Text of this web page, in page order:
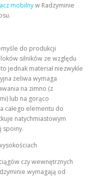
mobilnyw Radzyminie
do produkcji
silników ze względu
jednak materiał niezwykle
żeliwa wymaga
na zimno (z
lub na gorąco
całego elementu do
natychmiastowym
spoiny.
czy wewnętrznych
wymagają od